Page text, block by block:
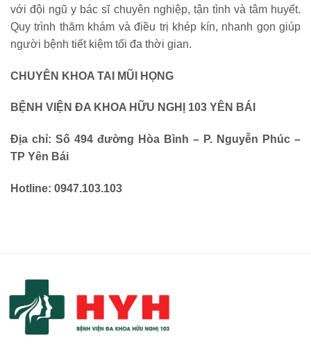
với đội ngũ y bác sĩ chuyên nghiệp, tận tình và tâm huyết.
Quy trình thăm khám và điều trị khép kín, nhanh gọn giúp
người bệnh tiết kiệm tối đa thời gian.
CHUYÊN KHOA TAI MŨI HỌNG
BỆNH VIỆN ĐA KHOA HỮU NGHỊ 103 YÊN BÁI
Địa chỉ: Số 494 đường Hòa Bình – P. Nguyễn Phúc –
TP Yên Bái
Hotline: 0947.103.103